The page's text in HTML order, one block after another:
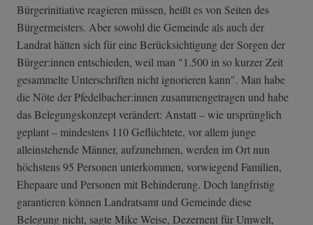
Bürgerinitiative reagieren müssen, heißt es von Seiten des
Bürgermeisters. Aber sowohl die Gemeinde als auch der
Landrat hätten sich für eine Berücksichtigung der Sorgen der
Bürger:innen entschieden, weil man "1.500 in so kurzer Zeit
gesammelte Unterschriften nicht ignorieren kann". Man habe
die Nöte der Pfedelbacher:innen zusammengetragen und habe
das Belegungskonzept verändert: Anstatt – wie ursprünglich
geplant – mindestens 110 Geflüchtete, vor allem junge
alleinstehende Männer, aufzunehmen, werden im Ort nun
höchstens 95 Personen unterkommen, vorwiegend Familien,
Ehepaare und Personen mit Behinderung. Doch langfristig
garantieren können Landratsamt und Gemeinde diese
Belegung nicht, sagte Mike Weise, Dezernent für Umwelt,